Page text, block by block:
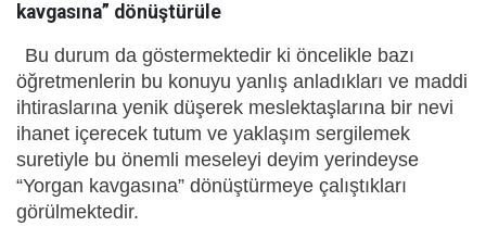
kavgasına” dönüştürüle
Bu durum da göstermektedir ki öncelikle bazı
öğretmenlerin bu konuyu yanlış anladıkları ve maddi
ihtiraslarına yenik düşerek meslektaşlarına bir nevi
ihanet içerecek tutum ve yaklaşım sergilemek
suretiyle bu önemli meseleyi deyim yerindeyse
“Yorgan kavgasına” dönüştürmeye çalıştıkları
görülmektedir.